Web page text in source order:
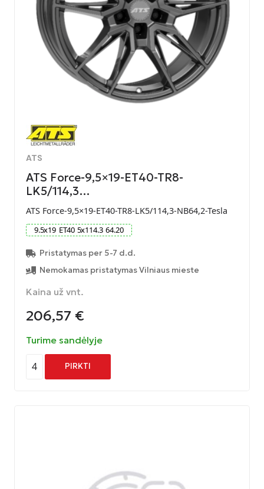
ATS
ATS Force-9,5×19-ET40-TR8-
LK5/114,3…
ATS Force-9,5×19-ET40-TR8-LK5/114,3-NB64,2-Tesla
9.5x19 ET40 5x114.3 64.20
Pristatymas per 5-7 d.d.
Nemokamas pristatymas Vilniaus mieste
Kaina už vnt.
206,57 €
Turime sandėlyje
4 PIRKTI